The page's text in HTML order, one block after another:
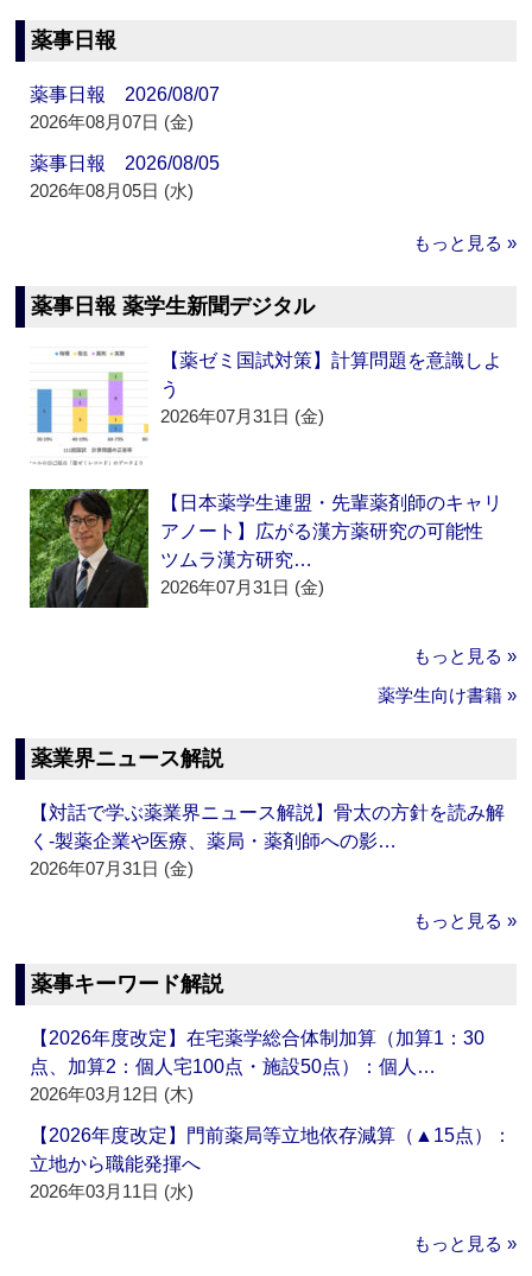
薬事日報
薬事日報 2026/08/07
2026年08月07日 (金)
薬事日報 2026/08/05
2026年08月05日 (水)
もっと見る »
薬事日報 薬学生新聞デジタル
【薬ゼミ国試対策】計算問題を意識しよ
う
2026年07月31日 (金)
【日本薬学生連盟・先輩薬剤師のキャリ
アノート】広がる漢方薬研究の可能性
ツムラ漢方研究…
2026年07月31日 (金)
もっと見る »
薬学生向け書籍 »
薬業界ニュース解説
【対話で学ぶ薬業界ニュース解説】骨太の方針を読み解
く‐製薬企業や医療、薬局・薬剤師への影…
2026年07月31日 (金)
もっと見る »
薬事キーワード解説
【2026年度改定】在宅薬学総合体制加算（加算1：30
点、加算2：個人宅100点・施設50点）：個人…
2026年03月12日 (木)
【2026年度改定】門前薬局等立地依存減算（▲15点）：
立地から職能発揮へ
2026年03月11日 (水)
もっと見る »